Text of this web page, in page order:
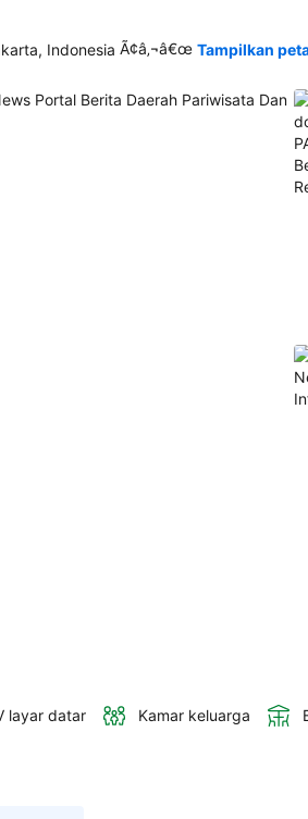
Indonesia Ã¢â‚¬â€œ Tampilkan
layar datar Kamar keluarga